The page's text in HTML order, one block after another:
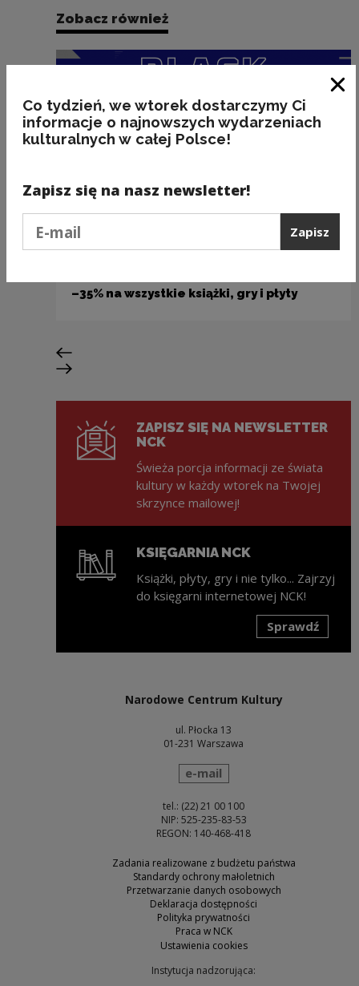
Zobacz również
–35% na wszystkie książki, gry i płyty
Poprzedni slajd
Następny slajd
ZAPISZ SIĘ NA NEWSLETTER
NCK
Świeża porcja informacji ze świata
kultury w każdy wtorek na Twojej
skrzynce mailowej!
KSIĘGARNIA NCK
Książki, płyty, gry i nie tylko... Zajrzyj
do księgarni internetowej NCK!
Sprawdź
Narodowe Centrum Kultury
ul. Płocka 13
01-231 Warszawa
wyślij wiadomość
e-mail
tel.: (22) 21 00 100
NIP: 525-235-83-53
REGON: 140-468-418
Zadania realizowane z budżetu państwa
Standardy ochrony małoletnich
Przetwarzanie danych osobowych
Deklaracja dostępności
Polityka prywatności
Praca w NCK
Ustawienia cookies
Instytucja nadzorująca:
Co tydzień, we wtorek dostarczymy Ci
informacje o najnowszych wydarzeniach
kulturalnych w całej Polsce!
Zapisz się na nasz newsletter!
Zapisz